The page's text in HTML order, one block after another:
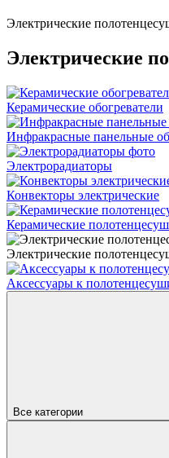
Электрические
Электрические
Керамические обогреватели
Инфракрасные панельные
Электрорадиаторы
Конвекторы электрические
Керамические
Электрические
Аксессуары к
Все категории